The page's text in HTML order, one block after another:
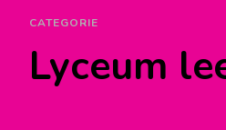
CATEGORIE
Lyceum